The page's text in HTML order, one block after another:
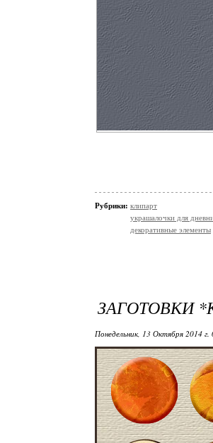
Рубрики: клипарт
украшалочки для
декоративные элементы
ЗАГОТОВКИ
Понедельник, 13 Октября 2014